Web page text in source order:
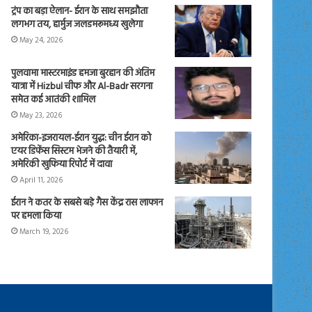
ट्रंप का बड़ा ऐलान- ईरान के साथ समझौता
लगभग तय, हार्मुज जलडमरूमध्य खुलेगा
May 24, 2026
पुलवामा मास्टरमाइंड हमजा बुरहान की अंतिम
यात्रा में Hizbul चीफ और Al-Badr सरगना
समेत कई आतंकी शामिल
May 23, 2026
अमेरिका-इजरायल-ईरान युद्ध: चीन ईरान को
एयर डिफेंस सिस्टम भेजने की तैयारी में,
अमेरिकी खुफिया रिपोर्ट में दावा
April 11, 2026
ईरान ने कतर के सबसे बड़े गैस केंद्र रास लाफान
पर हमला किया
March 19, 2026